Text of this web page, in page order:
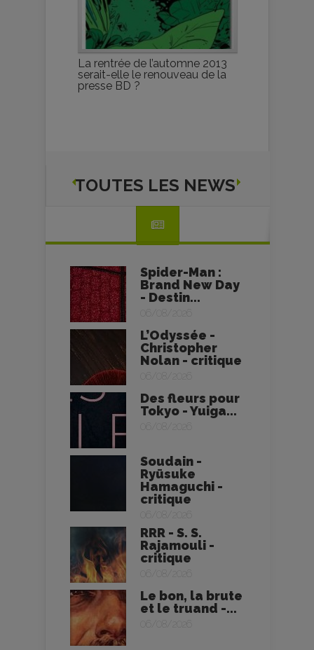
La rentrée de l’automne 2013
serait-elle le renouveau de la
presse BD ?
TOUTES LES NEWS
Spider-Man :
Brand New Day
- Destin...
06/08/2026
L’Odyssée -
Christopher
Nolan - critique
06/08/2026
Des fleurs pour
Tokyo - Yuiga...
06/08/2026
Soudain -
Ryūsuke
Hamaguchi -
critique
06/08/2026
RRR - S. S.
Rajamouli -
critique
06/08/2026
Le bon, la brute
et le truand -...
06/08/2026